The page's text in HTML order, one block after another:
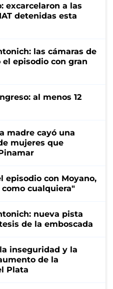
excarcelaron a las
detenidas esta
las cámaras de
episodio con gran
al menos 12
madre cayó una
mujeres que
episodio con Moyano,
cualquiera"
nueva pista
de la emboscada
inseguridad y la
de la
Plata